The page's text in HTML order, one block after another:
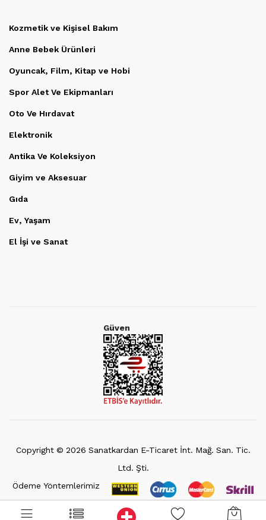
Kozmetik ve Kişisel Bakım
Anne Bebek Ürünleri
Oyuncak, Film, Kitap ve Hobi
Spor Alet Ve Ekipmanları
Oto Ve Hırdavat
Elektronik
Antika Ve Koleksiyon
Giyim ve Aksesuar
Gıda
Ev, Yaşam
El İşi ve Sanat
Güven
Copyright © 2026 Sanatkardan E-Ticaret İnt. Mağ. San. Tic.
Ltd. Şti.
Ödeme Yöntemlerimiz